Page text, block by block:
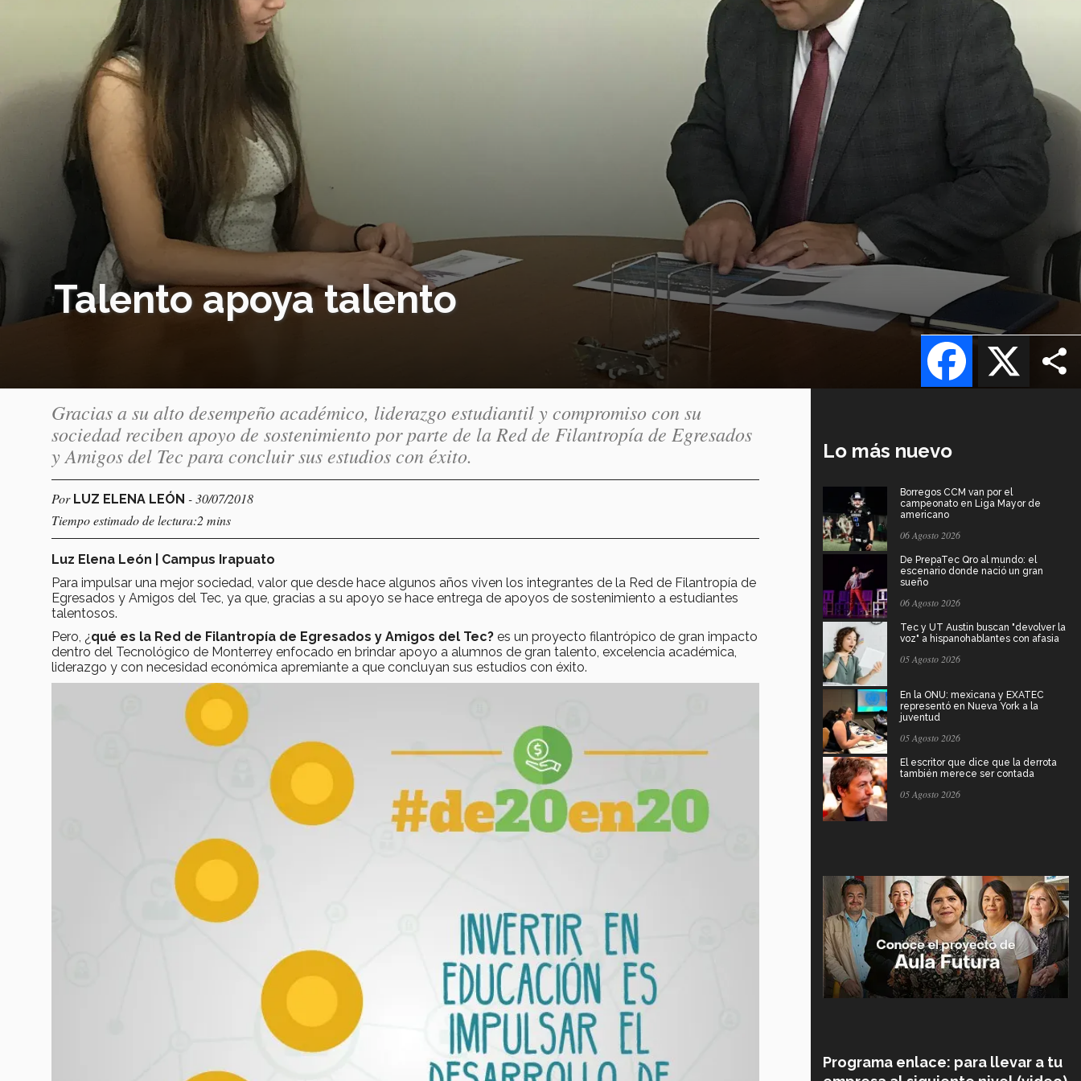
Talento apoya talento
X
Facebook
Gracias a su alto desempeño académico, liderazgo estudiantil y compromiso con su
sociedad reciben apoyo de sostenimiento por parte de la Red de Filantropía de Egresados
y Amigos del Tec para concluir sus estudios con éxito.
Por LUZ ELENA LEÓN - 30/07/2018
Tiempo estimado de lectura:2 mins
Luz Elena León | Campus Irapuato
Para impulsar una mejor sociedad, valor que desde hace algunos años viven los integrantes de la Red de Filantropía de
Egresados y Amigos del Tec, ya que, gracias a su apoyo se hace entrega de apoyos de sostenimiento a estudiantes
talentosos.
Pero, ¿qué es la Red de Filantropía de Egresados y Amigos del Tec? es un proyecto filantrópico de gran impacto
dentro del Tecnológico de Monterrey enfocado en brindar apoyo a alumnos de gran talento, excelencia académica,
liderazgo y con necesidad económica apremiante a que concluyan sus estudios con éxito.
Lo más nuevo
Borregos CCM van por el
campeonato en Liga Mayor de
americano
06 Agosto 2026
De PrepaTec Qro al mundo: el
escenario donde nació un gran
sueño
06 Agosto 2026
Tec y UT Austin buscan "devolver la
voz" a hispanohablantes con afasia
05 Agosto 2026
En la ONU: mexicana y EXATEC
representó en Nueva York a la
juventud
05 Agosto 2026
El escritor que dice que la derrota
también merece ser contada
05 Agosto 2026
Programa enlace: para llevar a tu